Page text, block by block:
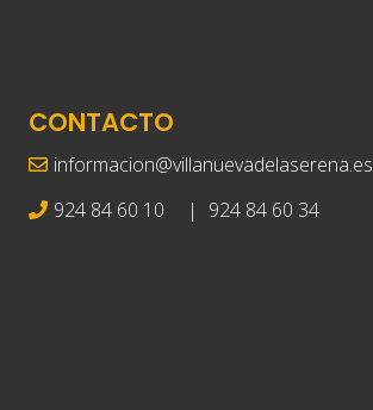
CONTACTO
informacion@villanuevadelaserena.es
924 84 60 10
| 924 84 60 34